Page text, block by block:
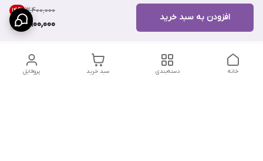
۳٬۴۰۰٬۰۰۰ 14%
2,900,000
افزودن به سبد خرید
پروفایل سبد خرید دسته‌بندی خانه